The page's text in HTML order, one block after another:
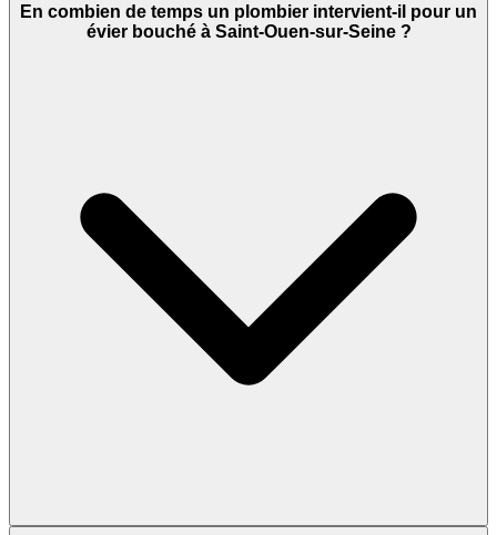
En combien de temps un plombier intervient-il pour un
évier bouché à Saint-Ouen-sur-Seine ?